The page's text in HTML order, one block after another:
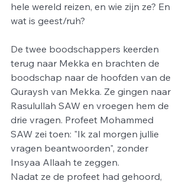
hele wereld reizen, en wie zijn ze? En
wat is geest/ruh?
De twee boodschappers keerden
terug naar Mekka en brachten de
boodschap naar de hoofden van de
Quraysh van Mekka. Ze gingen naar
Rasulullah SAW en vroegen hem de
drie vragen. Profeet Mohammed
SAW zei toen: "Ik zal morgen jullie
vragen beantwoorden", zonder
Insyaa Allaah te zeggen.
Nadat ze de profeet had gehoord,